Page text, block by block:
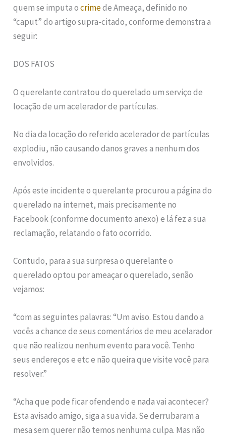
quem se imputa ocrimede Ameaça, definido no
“caput” do artigo supra-citado, conforme demonstra a
seguir:
DOS FATOS
O querelante contratou do querelado um serviço de
locação de um acelerador de partículas.
No dia da locação do referido acelerador de partículas
explodiu, não causando danos graves a nenhum dos
envolvidos.
Após este incidente o querelante procurou a página do
querelado na internet, mais precisamente no
Facebook (conforme documento anexo) e lá fez a sua
reclamação, relatando o fato ocorrido.
Contudo, para a sua surpresa o querelante o
querelado optou por ameaçar o querelado, senão
vejamos:
“com as seguintes palavras: “Um aviso. Estou dando a
vocês a chance de seus comentários de meu acelarador
que não realizou nenhum evento para você. Tenho
seus endereços e etc e não queira que visite você para
resolver.”
“Acha que pode ficar ofendendo e nada vai acontecer?
Esta avisado amigo, siga a sua vida. Se derrubaram a
mesa sem querer não temos nenhuma culpa. Mas não